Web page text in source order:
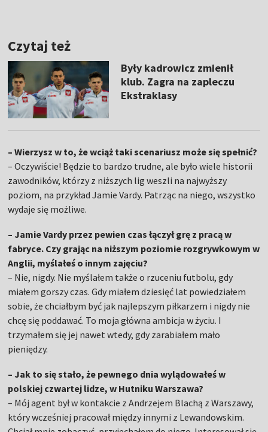
Czytaj też
Były kadrowicz zmienił
klub. Zagra na zapleczu
Ekstraklasy
– Wierzysz w to, że wciąż taki scenariusz może się spełnić?
– Oczywiście! Będzie to bardzo trudne, ale było wiele historii
zawodników, którzy z niższych lig weszli na najwyższy
poziom, na przykład Jamie Vardy. Patrząc na niego, wszystko
wydaje się możliwe.
– Jamie Vardy przez pewien czas łączył grę z pracą w
fabryce. Czy grając na niższym poziomie rozgrywkowym w
Anglii, myślałeś o innym zajęciu?
– Nie, nigdy. Nie myślałem także o rzuceniu futbolu, gdy
miałem gorszy czas. Gdy miałem dziesięć lat powiedziałem
sobie, że chciałbym być jak najlepszym piłkarzem i nigdy nie
chcę się poddawać. To moja główna ambicja w życiu. I
trzymałem się jej nawet wtedy, gdy zarabiałem mało
pieniędzy.
– Jak to się stało, że pewnego dnia wylądowałeś w
polskiej czwartej lidze, w Hutniku Warszawa?
– Mój agent był w kontakcie z Andrzejem Blachą z Warszawy,
który wcześniej pracował między innymi z Lewandowskim.